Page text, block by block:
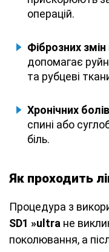
операцій.
Фіброзних змін
допомагає
та рубцеві
Хронічних болів
спині або
біль.
Як проходить
Процедура з
SD1 »ultra не
поколювання, а